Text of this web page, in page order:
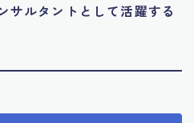
サルタントとして活躍する